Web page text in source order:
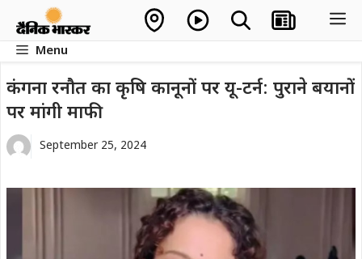
contentMenu
कंगना रनौत का कृषि कानूनों पर यू-टर्न: पुराने बयानों
पर मांगी माफी
September 25, 2024